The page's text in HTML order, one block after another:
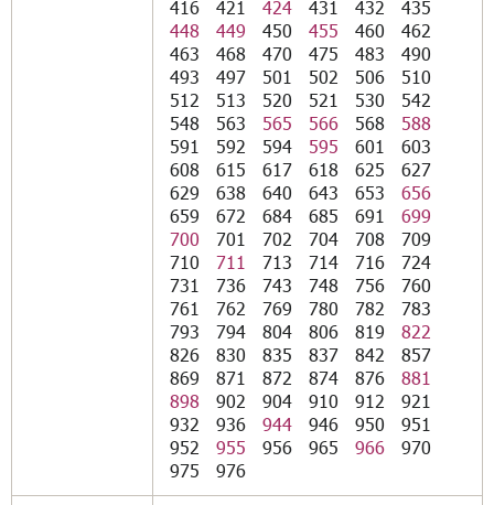
416
421 424 431 432
435
448
449 450 455 460
462
463
468 470 475 483
490
493
497 501 502 506
510
512
513 520 521 530
542
548
563 565 566 568
588
591
592 594 595 601
603
608
615 617 618 625
627
629
638 640 643 653
656
659
672 684 685 691
699
700
701 702 704 708
709
710
711 713 714 716
724
731
736 743 748 756
760
761
762 769 780 782
783
793
794 804 806 819
822
826
830 835 837 842
857
869
871 872 874 876
881
898
902 904 910 912
921
932
936 944 946 950
951
952
955 956 965 966
970
975
976